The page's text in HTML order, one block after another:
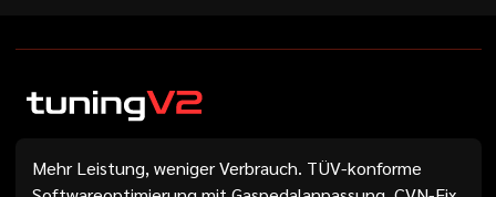
Mehr Leistung, weniger Verbrauch. TÜV-konforme